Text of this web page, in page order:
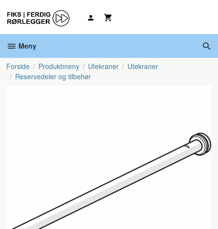
innholdet
Meny
Forside Produktmeny Utekraner
Utekraner
Reservedeler og tilbehør